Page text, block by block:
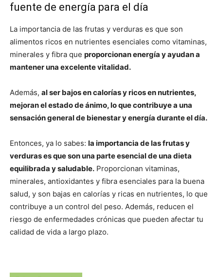
fuente de energía para el día
La importancia de las frutas y verduras es que son
alimentos ricos en nutrientes esenciales como vitaminas,
minerales y fibra que proporcionan energía y ayudan a
mantener una excelente vitalidad.
Además, al ser bajos en calorías y ricos en nutrientes,
mejoran el estado de ánimo, lo que contribuye a una
sensación general de bienestar y energía durante el día.
Entonces, ya lo sabes: la importancia de las frutas y
verduras es que son una parte esencial de una dieta
equilibrada y saludable. Proporcionan vitaminas,
minerales, antioxidantes y fibra esenciales para la buena
salud, y son bajas en calorías y ricas en nutrientes, lo que
contribuye a un control del peso. Además, reducen el
riesgo de enfermedades crónicas que pueden afectar tu
calidad de vida a largo plazo.